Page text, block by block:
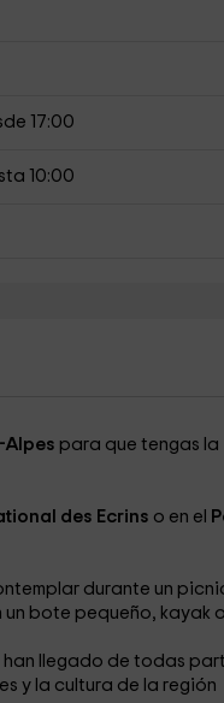
17:00
10:00
Alpes para que tengas la
des Ecrins o en el
durante un
un bote pequeño, kayak
han llegado de todas
y la cultura de la región